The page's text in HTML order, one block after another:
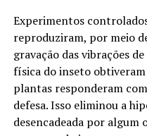
Experimentos
reproduziram, por meio
gravação das vibrações
física do inseto
plantas responderam
defesa. Isso eliminou a
desencadeada por algum